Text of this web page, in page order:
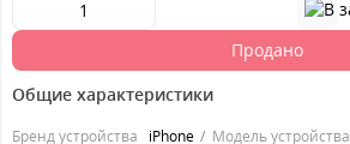
Продано
Общие характеристики
Бренд устройства iPhone Модель устройства